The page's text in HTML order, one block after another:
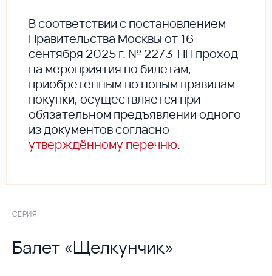
В соответствии с постановлением
Правительства Москвы от 16
сентября 2025 г. № 2273-ПП проход
на мероприятия по билетам,
приобретенным по новым правилам
покупки, осуществляется при
обязательном предъявлении одного
из документов согласно
утверждённому перечню.
СЕРИЯ
Балет «Щелкунчик»